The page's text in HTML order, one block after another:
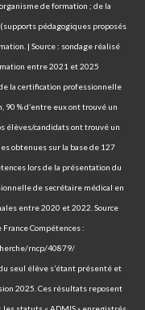
de formation ; de la
pédagogiques proposés
| Source : sondage réalisé
entre 2021 et 2025
la certification professionnelle
% d’entre eux ont trouvé un
élèves/candidats ont trouvé un
obtenues sur la base de 127
lors de la présentation du
de secrétaire médical en
entre 2020 et 2022. Source
Compétences :
rncp/40879/
seul élève s’étant présenté et
2025. Ces résultats reposent